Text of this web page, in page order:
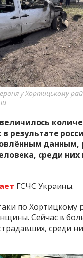
важную
города
у Хортицькому
результате
данным,
среди них
ГСЧС Украины.
по Хортицкому
Сейчас в
среди